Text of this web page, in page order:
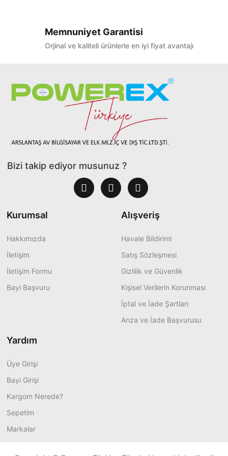
Memnuniyet Garantisi
Orjinal ve kaliteli ürünlerle en iyi fiyat avantajı
Bizi takip ediyor musunuz ?
Kurumsal
Hakkımızda
İletişim
İletişim Formu
Bayi Başvuru
Alışveriş
Havale Bildirimi
Satış Sözleşmesi
Gizlilik ve Güvenlik
Kişisel Verilerin Korunması
İptal ve İade Şartları
Arıza ve İade Başvurusu
Yardım
Üye Girişi
Bayi Girişi
Kargom Nerede?
Sepetim
Markalar